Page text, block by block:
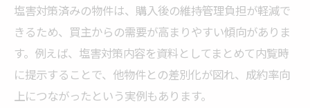
塩害対策済みの物件は、購入後の維持管理負担が軽減で
きるため、買主からの需要が高まりやすい傾向がありま
す。例えば、塩害対策内容を資料としてまとめて内覧時
に提示することで、他物件との差別化が図れ、成約率向
上につながったという実例もあります。